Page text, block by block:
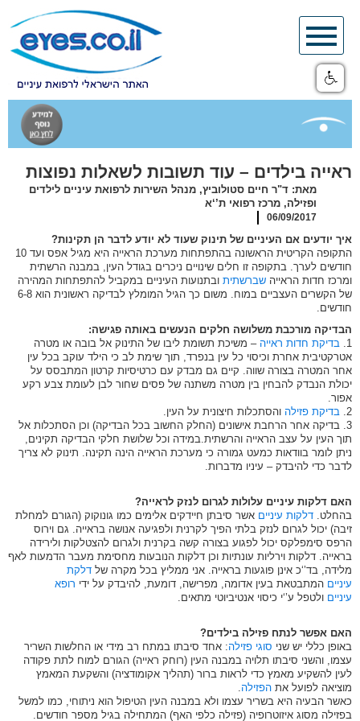
Skip
content
ראייה בילדים – עוד תשובות לשאלות נפוצות
מאת: ד"ר חיים סטולוביץ, מנהל השירות לרפואת עיניים לילדים
ופזילה, מרכז רפואי ת’‘א
06/09/2017
איך יודעים אם העיניים של תינוק שעוד לא יודע לדבר הן תקינות?
התקופה הקריטית הראשונה בהתפתחות מערכת הראייה היא מגיל אפס ועד 10
חודשים לערך. בתקופה זו חלים שינויים ניכרים בגודל העין, במבנה הרשתית
ומרכז חדות הראייה שברשתית ובתנועות העיניים במקביל להתפתחות המהירה
של הקשרים העצביים במוח. משום כך הגיל המומלץ לבדיקה ראשונית הוא 6-8
חודשים.
הבדיקה מורכבת משלושה חלקים הנעשים באותה פגישה:
1.
בדיקת חדות ראייה – משיכת תשומת ליבו של התינוק אל בובה או מטרה
אטרקטיבית אחרת וכיסוי כל עין בנפרד, תוך שימת לב כי הילד עוקב בכל עין
אחר המטרה בצורה שווה. קיים גם מבדק עם כרטיסיות קרטון המתבסס על
יכולת הנבדק להבחין בין מטרה משתנה של פסים שחור לבן לעומת צבע רקע
אפור.
2.
בדיקת פזילה והסתכלות חיצונית על העין.
3. בדיקה אחר הרחבת אישונים (החלק החשוב בכל הבדיקה) וכן הסתכלות אל
תוך העין על עצב הראייה והרשתית.במידה וכל שלושת חלקי הבדיקה תקינים,
ניתן לומר בוודאות כמעט גמורה כי מערכת הראייה הינה תקינה. תינוק לא צריך
לדבר כדי להיבדק – עיניו מדברות.
האם דלקות עיניים עלולות לגרום לנזק לראייה?
בהחלט. דלקות עיניים אשר סיבתן חיידקים אלימים כמו גונוקוק (הגורם למחלת
זיבה) יכול לגרום לנזק בלתי הפיך לקרנית ולפגיעה אנושה בראייה. גם וירוס
הרפס סימפלקס יכול לפגוע בצורה קשה בקרנית ולגרום להצטלקות ולירידה
בראייה. דלקות וירליות עונתיות וכן דלקות הנובעות מחסימת מעבר הדמעות לאף
מלידה, בד’‘כ אינן פוגעות בראייה. אני ממליץ בכל מקרה של דלקת
עיניים המתבטאת בעין אדומה, מפרישה, דומעת, להיבדק על ידי רופא
עיניים ולטפל ע’‘י כיסוי אנטיביוטי מתאים.
האם אפשר לנתח פזילה בילדים?
באופן כללי יש שני סוגי פזילה: אחד סיבתו במתח רב מידי או החלשות השריר
עצמו, והשני סיבתו תלויה במבנה העין (רוחק ראייה) הגורם למוח לתת פקודה
לעין להשקיע מאמץ כדי לראות ברור (תהליך אקומודציה) והשקעת המאמץ
מוציאה לפועל את הפזילה
כאשר הבעיה היא בשריר עצמו ולא במבנה העין הטיפול הוא ניתוחי, כמו למשל
בפזילה מסוג איזוטרופיה (פזילה כלפי האף) המתחילה בגיל מספר חודשים.